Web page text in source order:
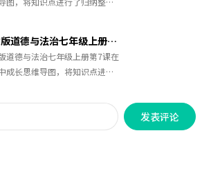
效率。赶紧收藏一起学习吧！人教版道德与法治七年级上册第7课在集体中成长思维导图
道德与法治七年级上册第7课在
成长思维导图，将知识点进行
大家学习。适用于考试复习、
提高学习效率。赶紧收藏一起
！
发表评论